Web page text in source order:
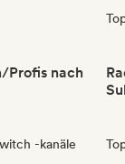
Profis nach
-kanäle